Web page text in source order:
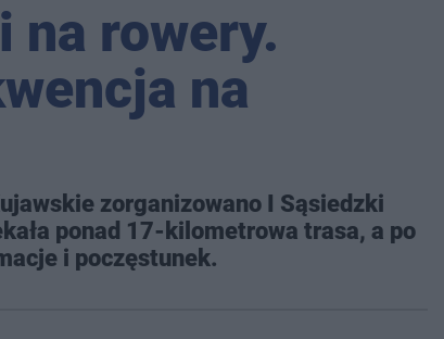
na rowery.
na
zorganizowano I Sąsiedzki
ponad 17-kilometrowa trasa, a po
i poczęstunek.